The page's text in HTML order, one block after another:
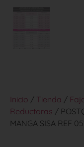
Inicio / Tienda /
Reductoras /
MANGA SISA REF